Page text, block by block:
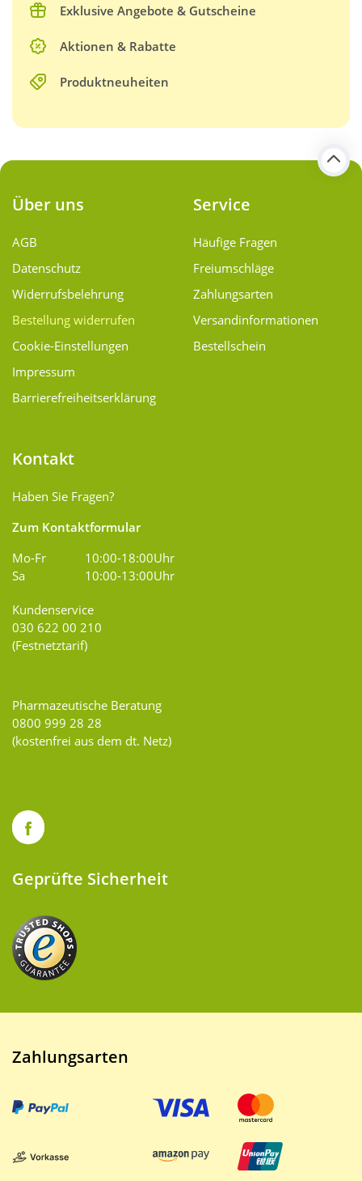
Exklusive Angebote & Gutscheine
Aktionen & Rabatte
Produktneuheiten
Über uns
AGB
Datenschutz
Widerrufsbelehrung
Bestellung widerrufen
Cookie-Einstellungen
Impressum
Barrierefreiheitserklärung
Service
Häufige Fragen
Freiumschläge
Zahlungsarten
Versand­informationen
Bestellschein
Kontakt
Haben Sie Fragen?
Zum Kontaktformular
Mo-Fr
10:00-18:00Uhr
Sa
10:00-13:00Uhr
Kundenservice
030 622 00 210
(Festnetztarif)
Pharmazeutische Beratung
0800 999 28 28
(kostenfrei aus dem dt. Netz)
Geprüfte Sicherheit
Zahlungsarten